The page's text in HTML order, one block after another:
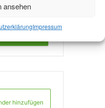
ansehen
Impressum
hinzufügen